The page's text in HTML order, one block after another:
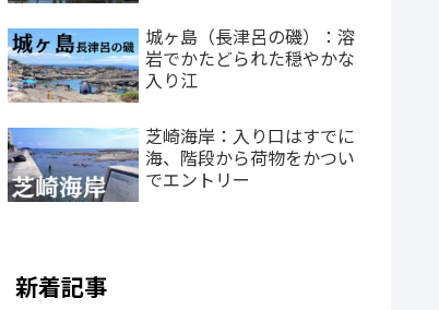
城ヶ島（長津呂の磯）：溶
岩でかたどられた穏やかな
入り江
芝崎海岸：入り口はすでに
海、階段から荷物をかつい
でエントリー
新着記事